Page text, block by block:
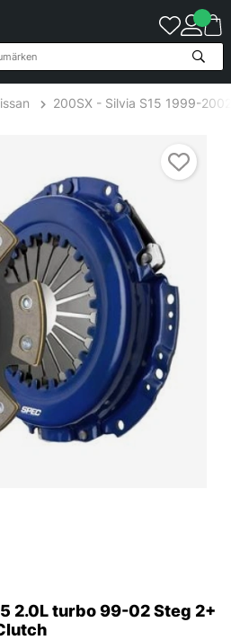
200SX - Silvia S15 1999-2002
2.0L turbo 99-02 Steg 2+